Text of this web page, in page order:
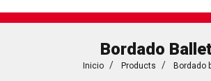
Bordado Ballet
Inicio Products Bordado